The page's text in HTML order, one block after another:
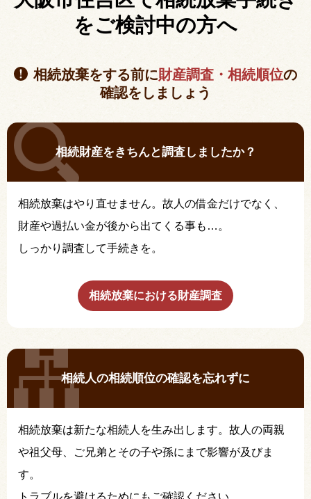
をご検討中の方へ
相続放棄をする前に財産調査・相続順位の
確認をしましょう
相続財産をきちんと調査しましたか？
相続放棄はやり直せません。故人の借金だけでなく、
財産や過払い金が後から出てくる事も…。
しっかり調査して手続きを。
相続放棄における財産調査
相続人の相続順位の確認を忘れずに
相続放棄は新たな相続人を生み出します。故人の両親
や祖父母、ご兄弟とその子や孫にまで影響が及びま
す。